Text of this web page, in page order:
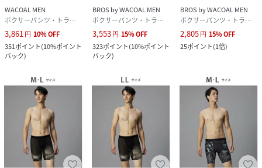
品番
JW2716_WX5014
WX5014-3600-002-108 JW2716)
WACOAL MEN
ボクサーパンツ・トランクス
3,861円 10%OFF
351ポイント(10%ポイント
バック)
BROS by WACOAL MEN
ボクサーパンツ・トランクス
3,553円 15%OFF
323ポイント(10%ポイント
バック)
BROS by WACOAL MEN
ボクサーパンツ・トランクス
2,805円 15%OFF
25ポイント(1倍)